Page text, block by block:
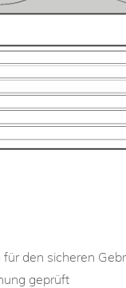
den sicheren
geprüft